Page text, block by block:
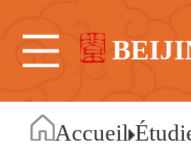
Accueil